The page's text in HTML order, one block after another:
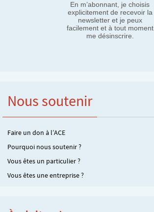
En m’abonnant, je choisis
explicitement de recevoir la
newsletter et je peux
facilement et à tout moment
me désinscrire.
Nous soutenir
Faire un don à l’ACE
Pourquoi nous soutenir ?
Vous êtes un particulier ?
Vous êtes une entreprise ?